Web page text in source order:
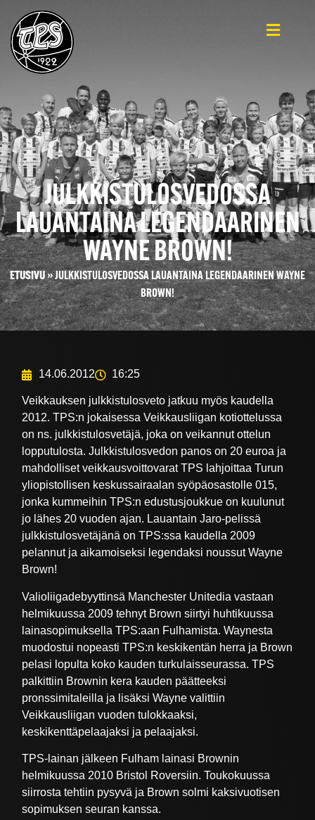
JULKKISTULOSVEDOSSA
LAUANTAINA LEGENDAARINEN
WAYNE BROWN!
ETUSIVU»JULKKISTULOSVEDOSSA LAUANTAINA LEGENDAARINEN WAYNE
BROWN!
14.06.2012 16:25
Veikkauksen julkkistulosveto jatkuu myös kaudella
2012. TPS:n jokaisessa Veikkausliigan kotiottelussa
on ns. julkkistulosvetäjä, joka on veikannut ottelun
lopputulosta. Julkkistulosvedon panos on 20 euroa ja
mahdolliset veikkausvoittovarat TPS lahjoittaa Turun
yliopistollisen keskussairaalan syöpäosastolle 015,
jonka kummeihin TPS:n edustusjoukkue on kuulunut
jo lähes 20 vuoden ajan. Lauantain Jaro-pelissä
julkkistulosvetäjänä on TPS:ssa kaudella 2009
pelannut ja aikamoiseksi legendaksi noussut Wayne
Brown!
Valioliigadebyyttinsä Manchester Unitedia vastaan
helmikuussa 2009 tehnyt Brown siirtyi huhtikuussa
lainasopimuksella TPS:aan Fulhamista. Waynesta
muodostui nopeasti TPS:n keskikentän herra ja Brown
pelasi lopulta koko kauden turkulaisseurassa. TPS
palkittiin Brownin kera kauden päätteeksi
pronssimitaleilla ja lisäksi Wayne valittiin
Veikkausliigan vuoden tulokkaaksi,
keskikenttäpelaajaksi ja pelaajaksi.
TPS-lainan jälkeen Fulham lainasi Brownin
helmikuussa 2010 Bristol Roversiin. Toukokuussa
siirrosta tehtiin pysyvä ja Brown solmi kaksivuotisen
sopimuksen seuran kanssa.